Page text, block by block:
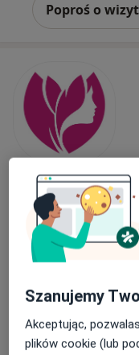
Poproś o
GINEMEDICA
Dietetyka, Ginekologia,
18499
Podwale 83/05
Pokaż więcej
Szanujemy
Akceptując,
plików cookie (lub